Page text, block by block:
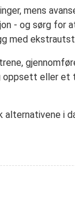
mens
- og sørg for
med
oppsett eller et
i